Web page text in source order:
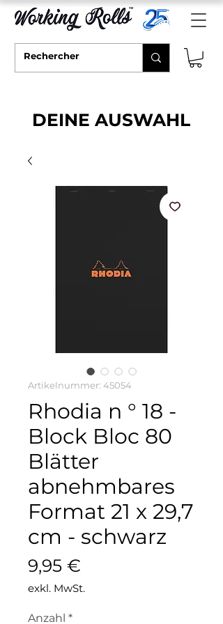
DEINE AUSWAHL
Artikelnummer: 45054
Rhodia n ° 18 -
Block Bloc 80
Blätter
abnehmbares
Format 21 x 29,7
cm - schwarz
9,95 €
exkl. MwSt.
Anzahl *